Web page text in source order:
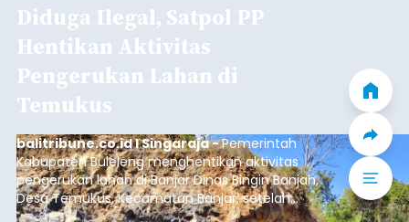
Diduga Ilegal, Satpol PP
Hentikan Aktivitas
Pengerukan Lahan di
Temukus
balitribune.co.id I Singaraja -Pemerintah
Kabupaten Buleleng menghentikan aktivitas
pengerukan lahan di Banjar Dinas Bingin Banjah,
Desa Temukus, Kecamatan Banjar, setelah
ditemukan indikasi kegiatan pengambilan